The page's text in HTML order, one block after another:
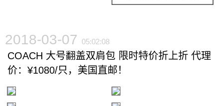
2018-03-07 05:02:08
COACH 大号翻盖双肩包 限时特价折上折 代理
价：¥1080/只，美国直邮！